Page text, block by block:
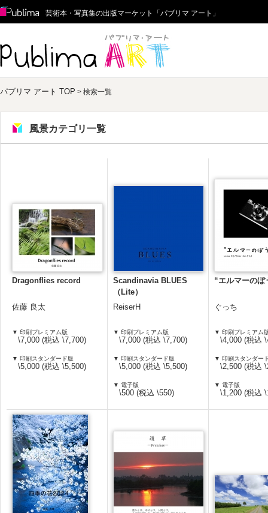
Publima
芸術本・写真集の出版マーケット「パブリマ アート」
パブリマ アート TOP > 検索一覧
風景カテゴリ一覧
Dragonflies record
佐藤 良太
▼ 印刷プレミアム版
\7,000 (税込 \7,700)
▼ 印刷スタンダード版
\5,000 (税込 \5,500)
Scandinavia BLUES
（Lite）
ReiserH
▼ 印刷プレミアム版
\7,000 (税込 \7,700)
▼ 印刷スタンダード版
\5,000 (税込 \5,500)
▼ 電子版
\500 (税込 \550)
“エルマーのぼ
ぐっち
▼ 印刷プレミアム
\4,000 (税込
▼ 印刷スタンダー
\2,500 (税込
▼ 電子版
\1,200 (税込